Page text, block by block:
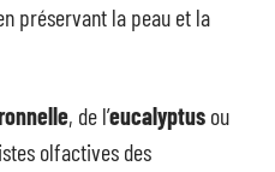
préservant la peau et la
, de l’eucalyptus ou
olfactives des